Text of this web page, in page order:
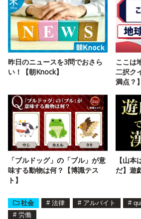
昨日のニュースを3問でおさら
い！【朝Knock】
ここは
二択ク
満点？】
「ブルドッグ」の「ブル」が意
味する動物は何？【博識テス
ト】
【山
だ】遊
社会 # 法律 # アルバイト #
# 労働